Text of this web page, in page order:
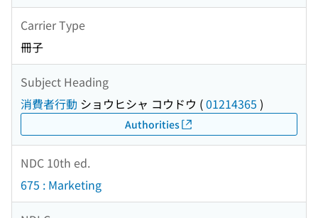
Carrier Type
冊子
Subject Heading
消費者行動 ショウヒシャ コウドウ (01214365 )
Authorities
NDC 10th ed.
675 : Marketing